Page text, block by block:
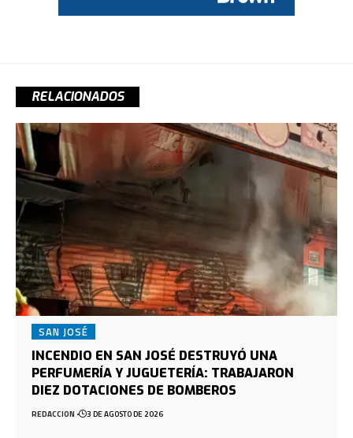
RELACIONADOS
SAN JOSÉ
INCENDIO EN SAN JOSÉ DESTRUYÓ UNA
PERFUMERÍA Y JUGUETERÍA: TRABAJARON
DIEZ DOTACIONES DE BOMBEROS
REDACCION 3 DE AGOSTO DE 2026